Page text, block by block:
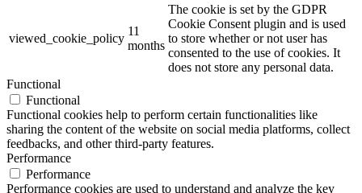
viewed_cookie_policy
11
months
The cookie is set by the GDPR
Cookie Consent plugin and is used
to store whether or not user has
consented to the use of cookies. It
does not store any personal data.
Functional
Functional
Functional cookies help to perform certain functionalities like
sharing the content of the website on social media platforms, collect
feedbacks, and other third-party features.
Performance
Performance
Performance cookies are used to understand and analyze the key